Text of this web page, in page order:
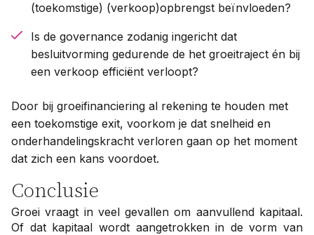
(toekomstige) (verkoop)opbrengst beïnvloeden?
Is de governance zodanig ingericht dat
besluitvorming gedurende de het groeitraject én bij
een verkoop efficiënt verloopt?
Door bij groeifinanciering al rekening te houden met
een toekomstige exit, voorkom je dat snelheid en
onderhandelingskracht verloren gaan op het moment
dat zich een kans voordoet.
Conclusie
Groei vraagt in veel gevallen om aanvullend kapitaal.
Of dat kapitaal wordt aangetrokken in de vorm van